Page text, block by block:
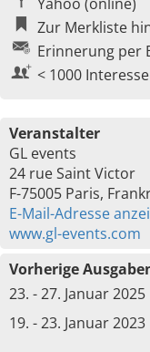
Zur Merkliste
Erinnerung per
< 1000
Veranstalter
GL events
24 rue Saint Victor
F-75005 Paris,
E-Mail-Adresse
www.gl-events.com
Vorherige
23. - 27. Januar 2025
19. - 23. Januar 2023